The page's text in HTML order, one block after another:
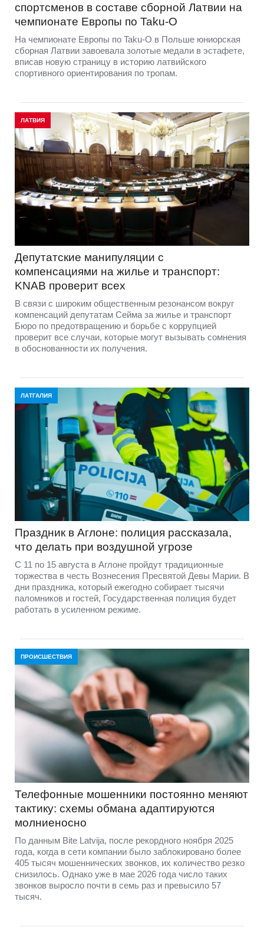
спортсменов в составе сборной Латвии на
чемпионате Европы по Taku-O
На чемпионате Европы по Taku-O в Польше юниорская
сборная Латвии завоевала золотые медали в эстафете,
вписав новую страницу в историю латвийского
спортивного ориентирования по тропам.
ЛАТВИЯ
Депутатские манипуляции с
компенсациями на жилье и транспорт:
KNAB проверит всех
В связи с широким общественным резонансом вокруг
компенсаций депутатам Сейма за жилье и транспорт
Бюро по предотвращению и борьбе с коррупцией
проверит все случаи, которые могут вызывать сомнения
в обоснованности их получения.
ЛАТГАЛИЯ
Праздник в Аглоне: полиция рассказала,
что делать при воздушной угрозе
С 11 по 15 августа в Аглоне пройдут традиционные
торжества в честь Вознесения Пресвятой Девы Марии. В
дни праздника, который ежегодно собирает тысячи
паломников и гостей, Государственная полиция будет
работать в усиленном режиме.
ПРОИСШЕСТВИЯ
Телефонные мошенники постоянно меняют
тактику: схемы обмана адаптируются
молниеносно
По данным Bite Latvija, после рекордного ноября 2025
года, когда в сети компании было заблокировано более
405 тысяч мошеннических звонков, их количество резко
снизилось. Однако уже в мае 2026 года число таких
звонков выросло почти в семь раз и превысило 57
тысяч.